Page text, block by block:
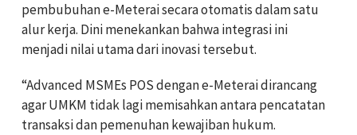
pembubuhan e-Meterai secara otomatis dalam satu
alur kerja. Dini menekankan bahwa integrasi ini
menjadi nilai utama dari inovasi tersebut.
“Advanced MSMEs POS dengan e-Meterai dirancang
agar UMKM tidak lagi memisahkan antara pencatatan
transaksi dan pemenuhan kewajiban hukum.